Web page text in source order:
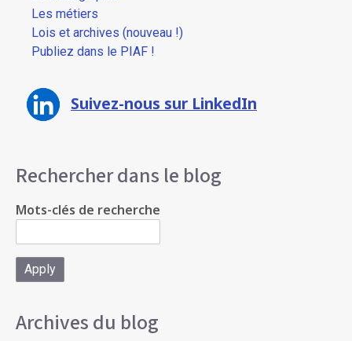
Les métiers
Lois et archives (nouveau !)
Publiez dans le PIAF !
Suivez-nous sur LinkedIn
Rechercher dans le blog
Mots-clés de recherche
Archives du blog